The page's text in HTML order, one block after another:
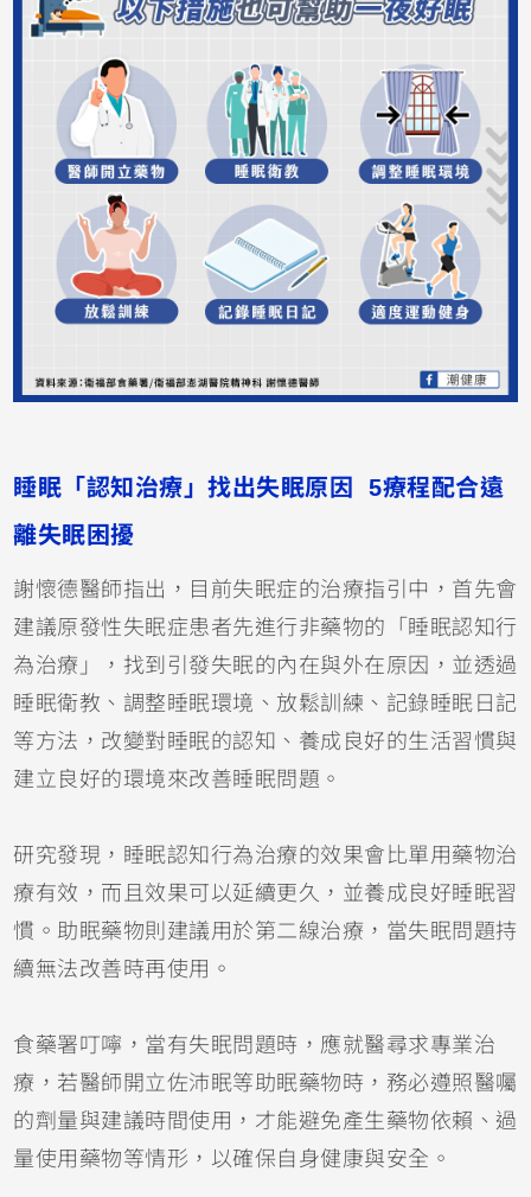
睡眠「認知治療」找出失眠原因 5療程配合遠
離失眠困擾
謝懷德醫師指出，目前失眠症的治療指引中，首先會
建議原發性失眠症患者先進行非藥物的「睡眠認知行
為治療」，找到引發失眠的內在與外在原因，並透過
睡眠衛教、調整睡眠環境、放鬆訓練、記錄睡眠日記
等方法，改變對睡眠的認知、養成良好的生活習慣與
建立良好的環境來改善睡眠問題。
研究發現，睡眠認知行為治療的效果會比單用藥物治
療有效，而且效果可以延續更久，並養成良好睡眠習
慣。助眠藥物則建議用於第二線治療，當失眠問題持
續無法改善時再使用。
食藥署叮嚀，當有失眠問題時，應就醫尋求專業治
療，若醫師開立佐沛眠等助眠藥物時，務必遵照醫囑
的劑量與建議時間使用，才能避免產生藥物依賴、過
量使用藥物等情形，以確保自身健康與安全。